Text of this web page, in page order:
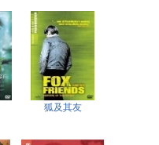
狐及其友